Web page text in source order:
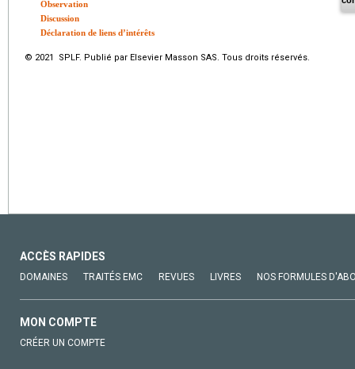
Observation
Discussion
Déclaration de liens d’intérêts
© 2021 SPLF. Publié par Elsevier Masson SAS. Tous droits réservés.
ACCÈS RAPIDES
DOMAINES TRAITÉS EMC REVUES LIVRES NOS FORMULES
MON COMPTE
CRÉER UN COMPTE